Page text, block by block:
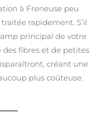
à Freneuse peu
rapidement. S’il
principal de votre
fibres et de petites
créant une
plus coûteuse.